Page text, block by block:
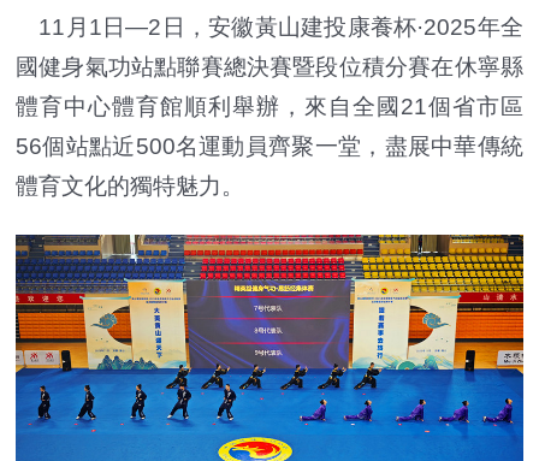
11月1日—2日，安徽黃山建投康養杯·2025年全
國健身氣功站點聯賽總決賽暨段位積分賽在休寧縣
體育中心體育館順利舉辦，來自全國21個省市區
56個站點近500名運動員齊聚一堂，盡展中華傳統
體育文化的獨特魅力。